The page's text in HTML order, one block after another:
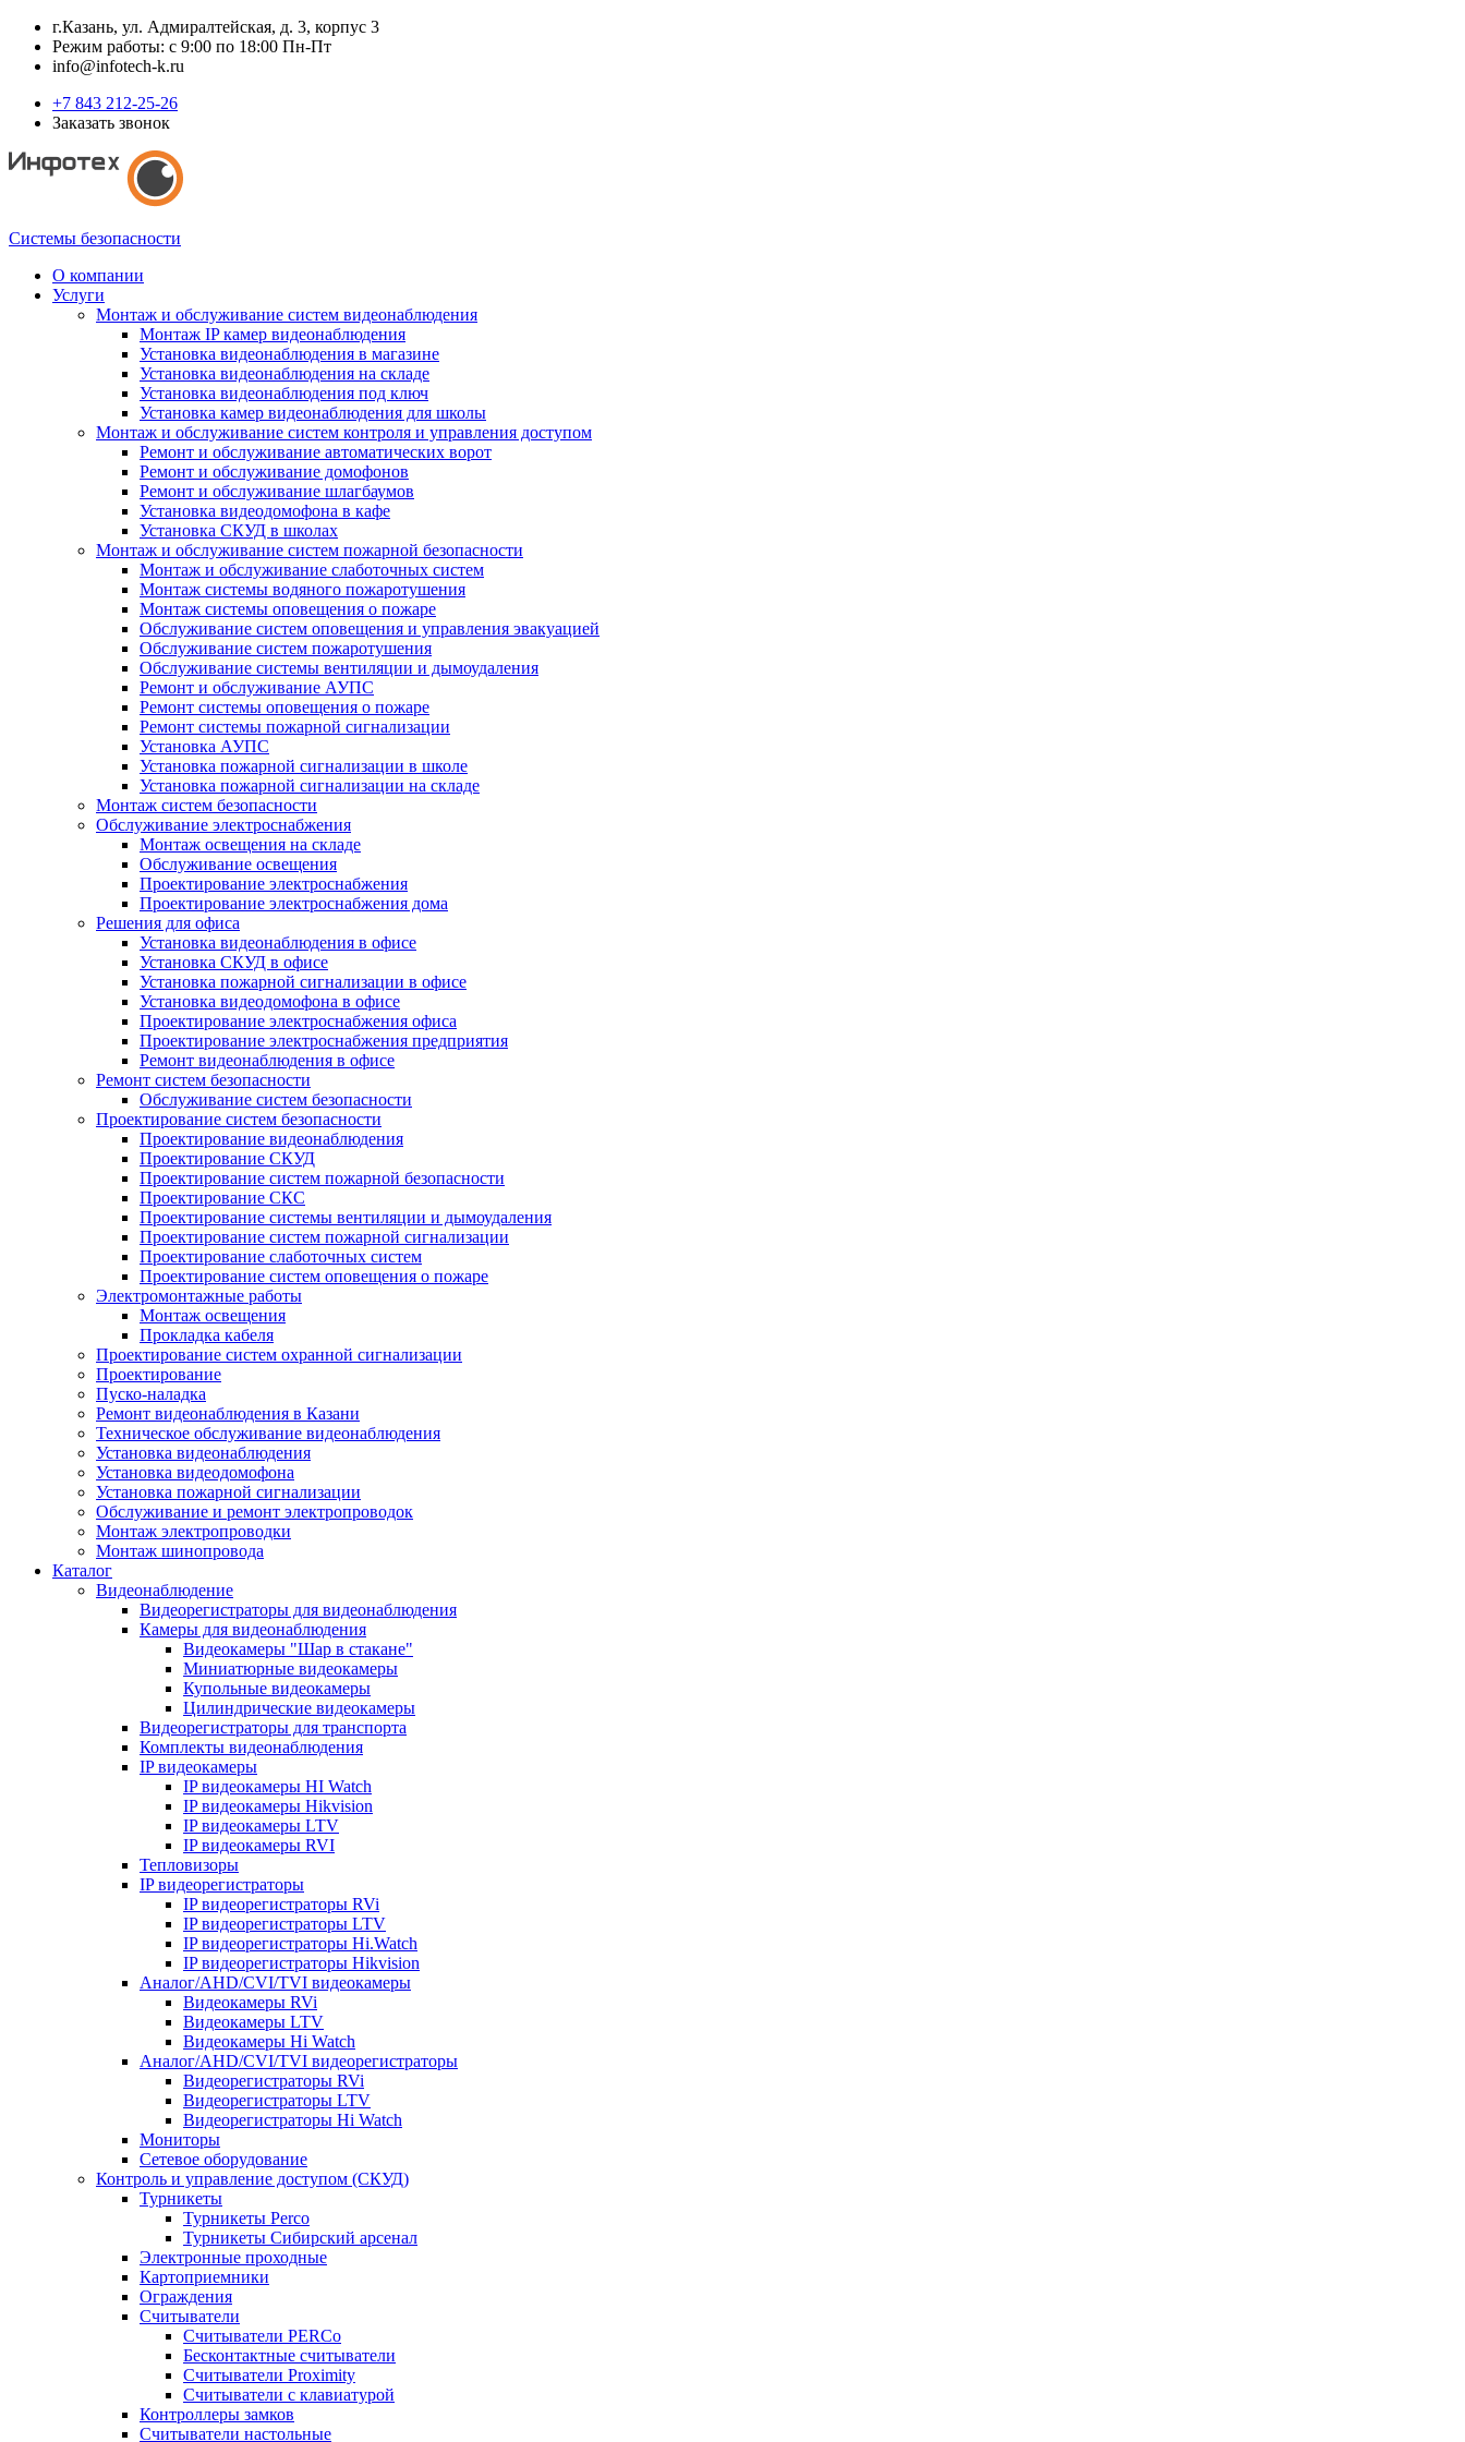
г.Казань, ул. Адмиралтейская, д. 3, корпус 3
Режим работы: с 9:00 по 18:00 Пн-Пт
info@infotech-k.ru
+7 843 212-25-26
Заказать звонок
Системы безопасности
О компании
Услуги
Монтаж и обслуживание систем видеонаблюдения
Монтаж IP камер видеонаблюдения
Установка видеонаблюдения в магазине
Установка видеонаблюдения на складе
Установка видеонаблюдения под ключ
Установка камер видеонаблюдения для школы
Монтаж и обслуживание систем контроля и управления доступом
Ремонт и обслуживание автоматических ворот
Ремонт и обслуживание домофонов
Ремонт и обслуживание шлагбаумов
Установка видеодомофона в кафе
Установка СКУД в школах
Монтаж и обслуживание систем пожарной безопасности
Монтаж и обслуживание слаботочных систем
Монтаж системы водяного пожаротушения
Монтаж системы оповещения о пожаре
Обслуживание систем оповещения и управления эвакуацией
Обслуживание систем пожаротушения
Обслуживание системы вентиляции и дымоудаления
Ремонт и обслуживание АУПС
Ремонт системы оповещения о пожаре
Ремонт системы пожарной сигнализации
Установка АУПС
Установка пожарной сигнализации в школе
Установка пожарной сигнализации на складе
Монтаж систем безопасности
Обслуживание электроснабжения
Монтаж освещения на складе
Обслуживание освещения
Проектирование электроснабжения
Проектирование электроснабжения дома
Решения для офиса
Установка видеонаблюдения в офисе
Установка СКУД в офисе
Установка пожарной сигнализации в офисе
Установка видеодомофона в офисе
Проектирование электроснабжения офиса
Проектирование электроснабжения предприятия
Ремонт видеонаблюдения в офисе
Ремонт систем безопасности
Обслуживание систем безопасности
Проектирование систем безопасности
Проектирование видеонаблюдения
Проектирование СКУД
Проектирование систем пожарной безопасности
Проектирование СКС
Проектирование системы вентиляции и дымоудаления
Проектирование систем пожарной сигнализации
Проектирование слаботочных систем
Проектирование систем оповещения о пожаре
Электромонтажные работы
Монтаж освещения
Прокладка кабеля
Проектирование систем охранной сигнализации
Проектирование
Пуско-наладка
Ремонт видеонаблюдения в Казани
Техническое обслуживание видеонаблюдения
Установка видеонаблюдения
Установка видеодомофона
Установка пожарной сигнализации
Обслуживание и ремонт электропроводок
Монтаж электропроводки
Монтаж шинопровода
Каталог
Видеонаблюдение
Видеорегистраторы для видеонаблюдения
Камеры для видеонаблюдения
Видеокамеры "Шар в стакане"
Миниатюрные видеокамеры
Купольные видеокамеры
Цилиндрические видеокамеры
Видеорегистраторы для транспорта
Комплекты видеонаблюдения
IP видеокамеры
IP видеокамеры HI Watch
IP видеокамеры Hikvision
IP видеокамеры LTV
IP видеокамеры RVI
Тепловизоры
IP видеорегистраторы
IP видеорегистраторы RVi
IP видеорегистраторы LTV
IP видеорегистраторы Hi.Watch
IP видеорегистраторы Hikvision
Аналог/AHD/CVI/TVI видеокамеры
Видеокамеры RVi
Видеокамеры LTV
Видеокамеры Hi Watch
Аналог/AHD/CVI/TVI видеорегистраторы
Видеорегистраторы RVi
Видеорегистраторы LTV
Видеорегистраторы Hi Watch
Мониторы
Сетевое оборудование
Контроль и управление доступом (СКУД)
Турникеты
Турникеты Perco
Турникеты Сибирский арсенал
Электронные проходные
Картоприемники
Ограждения
Считыватели
Считыватели PERCo
Бесконтактные считыватели
Считыватели Proximity
Считыватели с клавиатурой
Контроллеры замков
Считыватели настольные